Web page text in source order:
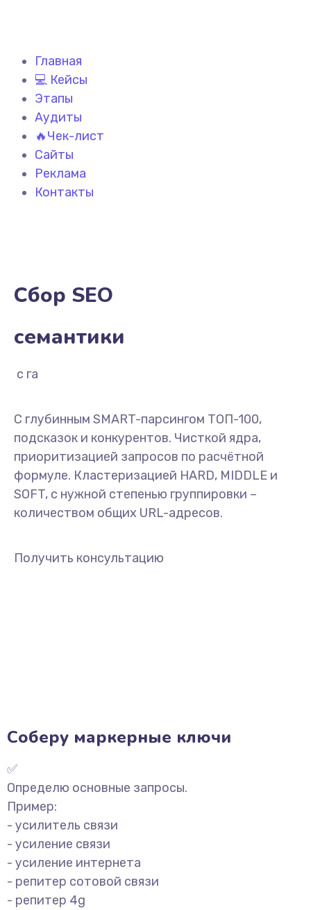
Главная
💻 Кейсы
Этапы
Аудиты
🔥Чек-лист
Сайты
Реклама
Контакты
Сбор SEO
семантики
с гарантие
С глубинным SMART-парсингом ТОП-100,
подсказок и конкурентов. Чисткой ядра,
приоритизацией запросов по расчётной
формуле. Кластеризацией HARD, MIDDLE и
SOFT, с нужной степенью группировки –
количеством общих URL-адресов.
Получить консультацию
Соберу маркерные ключи
✅
Определю основные запросы.
Пример:
- усилитель связи
- усиление связи
- усиление интернета
- репитер сотовой связи
- репитер 4g